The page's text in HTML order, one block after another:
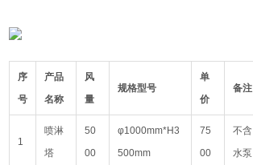
序
号
产品
名称
风
量
规格型号
单
价
备注
1
喷淋
塔
50
00
φ1000mm*H3
500mm
75
00
不含
水泵